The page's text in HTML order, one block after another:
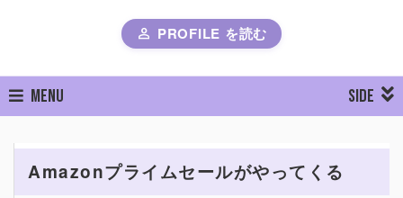
person PROFILE を読む
MENU SIDE
Amazonプライムセールがやってくる